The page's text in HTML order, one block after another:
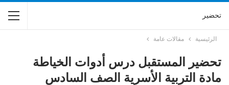
تحضير
الرئيسية مقالات عامة
تحضير المستقبل درس أدوات الخياطة
مادة التربية الأسرية الصف السادس